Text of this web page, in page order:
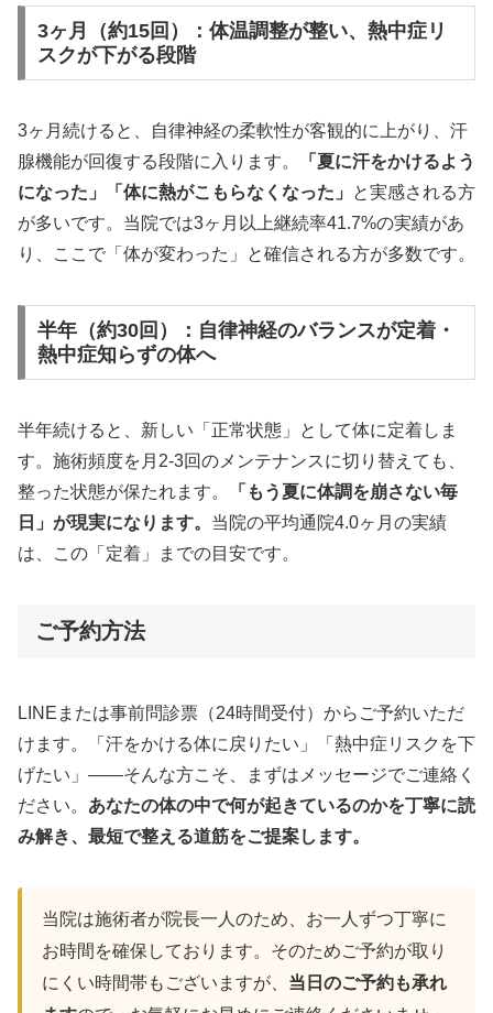
3ヶ月（約15回）：体温調整が整い、熱中症リ
スクが下がる段階
3ヶ月続けると、自律神経の柔軟性が客観的に上がり、汗
腺機能が回復する段階に入ります。
「夏に汗をかけるよう
になった」「体に熱がこもらなくなった」
と実感される方
が多いです。当院では3ヶ月以上継続率41.7%の実績があ
り、ここで「体が変わった」と確信される方が多数です。
半年（約30回）：自律神経のバランスが定着・
熱中症知らずの体へ
半年続けると、新しい「正常状態」として体に定着しま
す。施術頻度を月2-3回のメンテナンスに切り替えても、
整った状態が保たれます。
「もう夏に体調を崩さない毎
日」が現実になります。 当院の平均通院4.0ヶ月の実績
は、この「定着」までの目安です。
ご予約方法
LINEまたは事前問診票（24時間受付）からご予約いただ
けます。「汗をかける体に戻りたい」「熱中症リスクを下
げたい」——そんな方こそ、まずはメッセージでご連絡く
ださい。 あなたの体の中で何が起きているのかを丁寧に読
み解き、最短で整える道筋をご提案します。
当院は施術者が院長一人のため、お一人ずつ丁寧に
お時間を確保しております。そのためご予約が取り
にくい時間帯もございますが、 当日のご予約も承れ